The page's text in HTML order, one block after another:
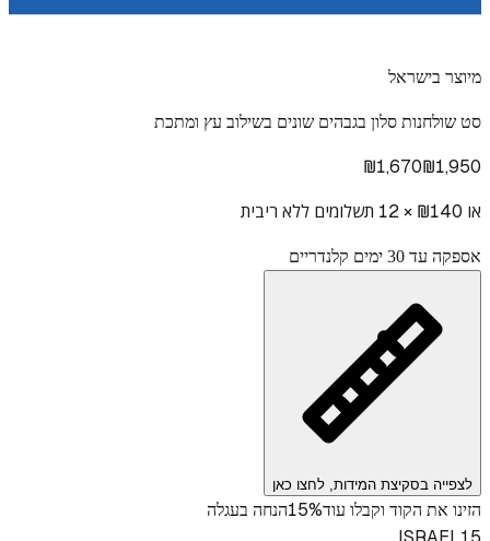
מיוצר בישראל
סט שולחנות סלון בגבהים שונים בשילוב עץ ומתכת
₪1,670₪1,950
או ₪ 140 × 12 תשלומים ללא ריבית
אספקה עד 30 ימים קלנדריים
לצפייה בסקיצת המידות, לחצו כאן
הזינו את הקוד וקבלו עוד15%הנחה בעגלה